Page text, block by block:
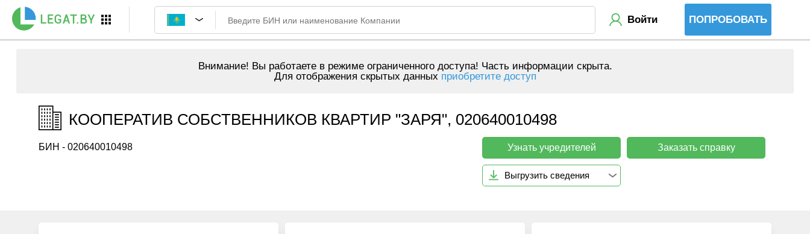
Войти ПОПРОБОВАТЬ
Внимание! Вы работаете в режиме ограниченного доступа! Часть информации скрыта.
Для отображения скрытых данных приобретите доступ
КООПЕРАТИВ СОБСТВЕННИКОВ КВАРТИР "ЗАРЯ", 020640010498
БИН - 020640010498 Узнать учредителей Заказать справку
Выгрузить сведения